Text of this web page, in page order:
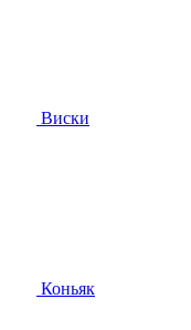
Виски
Коньяк